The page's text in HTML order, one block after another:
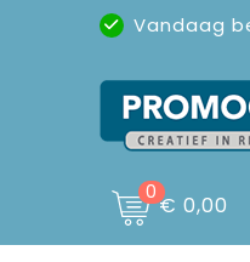
Vandaag
0€ 0,00